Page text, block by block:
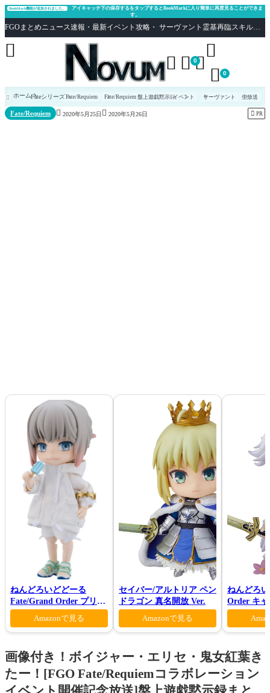
BookMark機能が追加されました。
アイキャッチ下の保存するをタップするとBookMarkに入り簡単に再度見ることができま
す。
FGOまとめニュース速報・最新イベント攻略・ サーヴァント霊基再臨スキル性能評価まとめ Fate/Grand Order
  0

 0

 ホームFateシリーズFate/Requiem Fate/Requiem 盤上遊戯黙示録イベント サーヴァント 生放送
Fate/Requiem  2020年5月25日  2020年5月26日  PR
ねんどろいどどーる
Fate/Grand Order プリテ
ンダー/オベロン 爽やかサ
マー・プリンスVer.
Amazonで見る
セイバー/アルトリア ペン
ドラゴン 真名開放 Ver.
Amazonで見る
ねんどろ
Order キ
ン 花の魔
画像付き！ボイジャー・エリセ・鬼女紅葉き
たー！[FGO Fate/Requiemコラボレーション
イベント開催記念放送]盤上遊戯黙示録まと